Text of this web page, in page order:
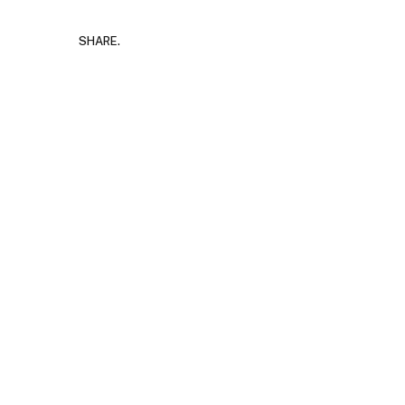
SHARE.